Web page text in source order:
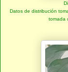
Datos de distribución
tomada